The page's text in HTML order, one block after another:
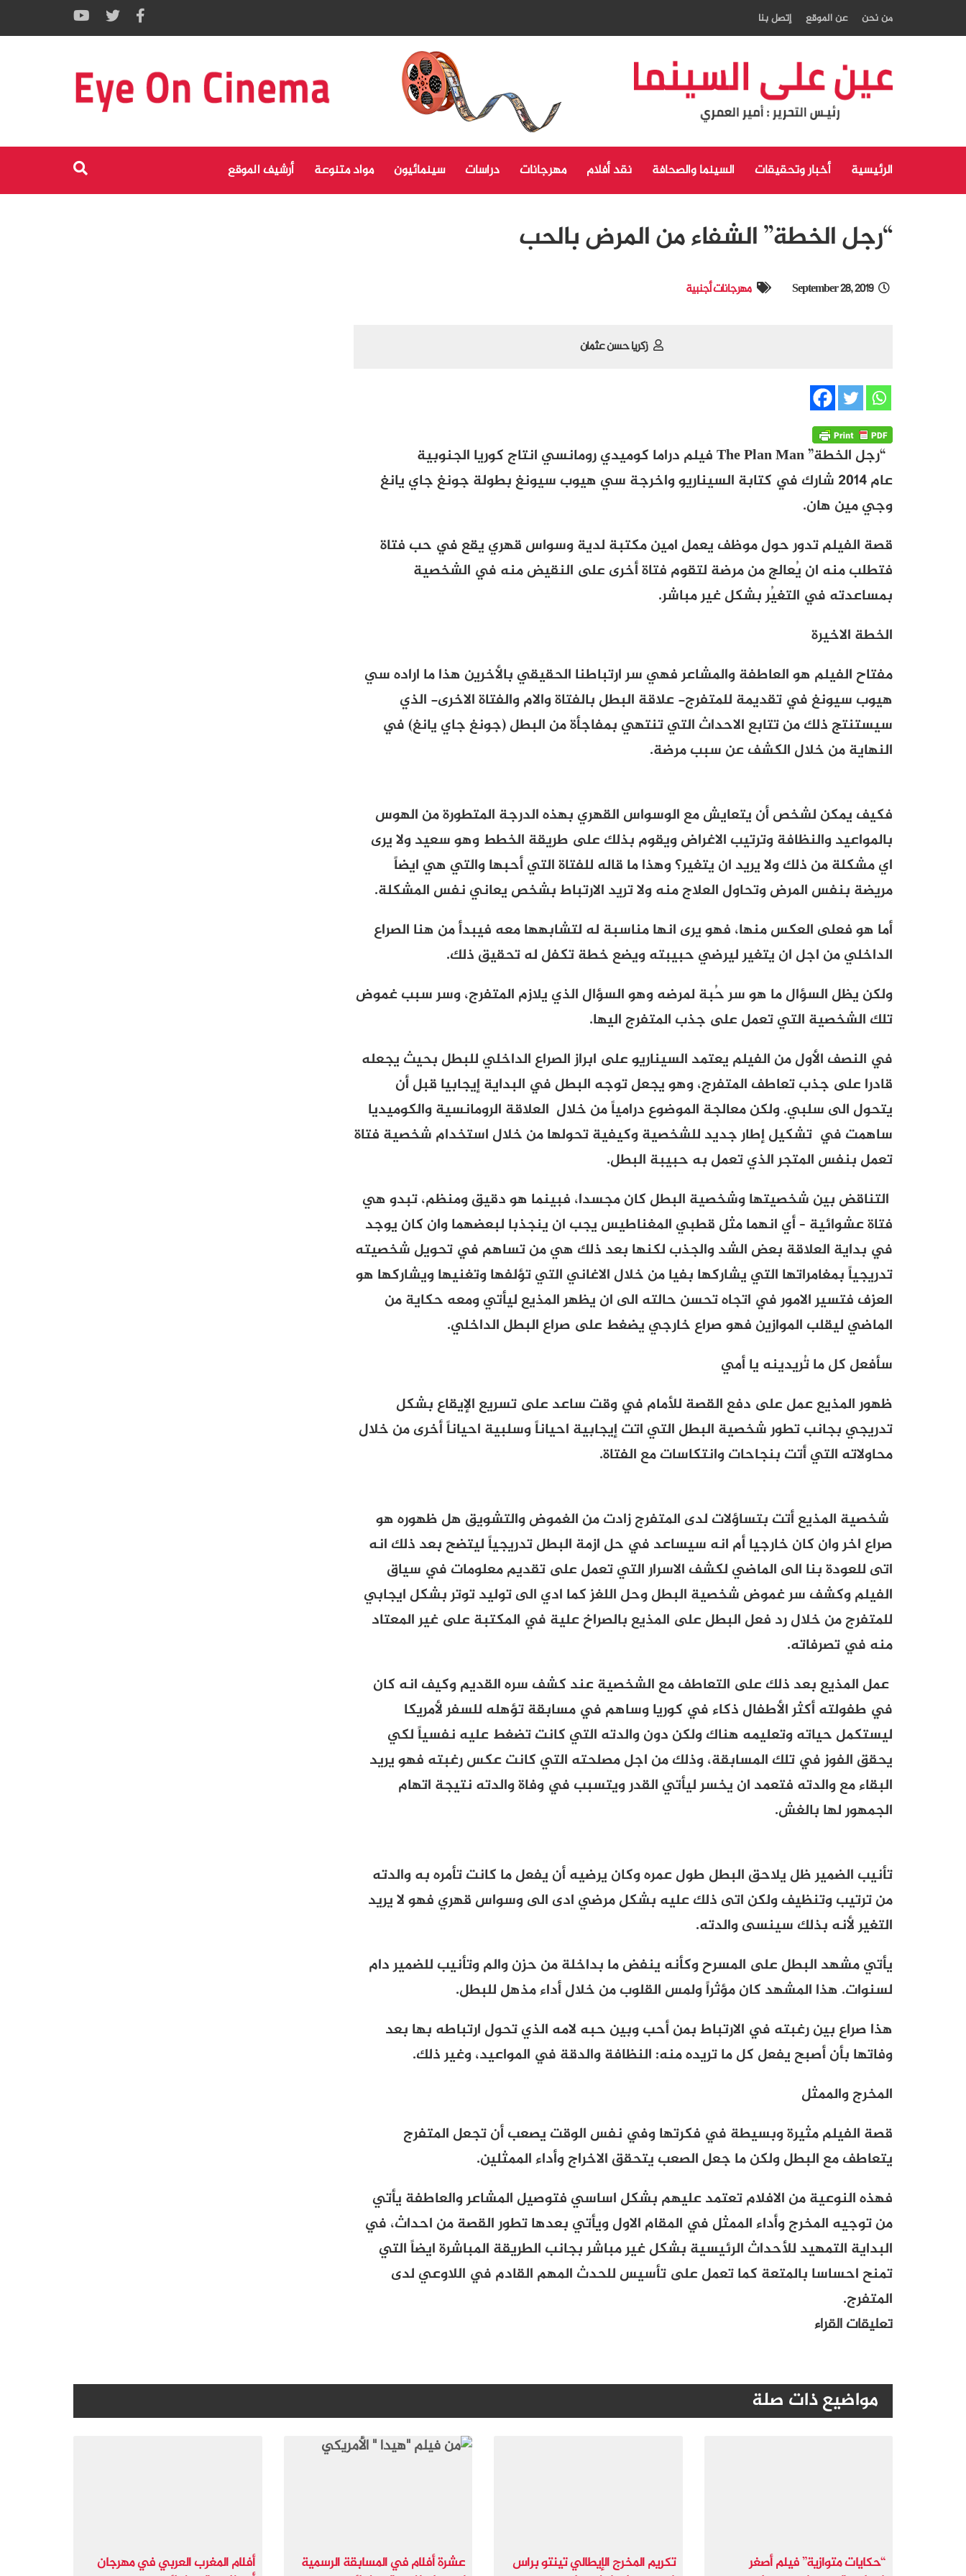
من نحن عن الموقع إتصل بنا
الرئيسية أخبار وتحقيقات السينما والصحافة نقد أفلام مهرجانات دراسات سينمائيون مواد متنوعة أرشيف الموقع
“رجل الخطة” الشفاء من المرض بالحب
September 28, 2019 مهرجانات أجنبية
زكريا حسن عثمان
“رجل الخطة”The Plan Manفيلم دراما كوميدي رومانسي انتاج كوريا الجنوبية
عام2014شارك في كتابة السيناريو واخرجة سي هيوب سيونغ بطولة جونغ جاي يانغ
وجي مين هان.
قصة الفيلم تدور حول موظف يعمل امين مكتبة لدية وسواس قهري يقع في حب فتاة
فتطلب منه ان يُعالج من مرضة لتقوم فتاة أخرى على النقيض منه في الشخصية
بمساعدته في التغيُر بشكل غير مباشر.
الخطة الاخيرة
مفتاح الفيلم هو العاطفة والمشاعر فهي سر ارتباطنا الحقيقي بالأخرين هذا ما اراده سي
هيوب سيونغ في تقديمة للمتفرج- علاقة البطل بالفتاة والام والفتاة الاخرى- الذي
سيستنتج ذلك من تتابع الاحداث التي تنتهي بمفاجأة من البطل (جونغ جاي يانغ) في
النهاية من خلال الكشف عن سبب مرضة.
فكيف يمكن لشخص أن يتعايش مع الوسواس القهري بهذه الدرجة المتطورة من الهوس
بالمواعيد والنظافة وترتيب الاغراض ويقوم بذلك على طريقة الخطط وهو سعيد ولا يرى
اي مشكلة من ذلك ولا يريد ان يتغير؟ وهذا ما قاله للفتاة التي أحبها والتي هي ايضاً
مريضة بنفس المرض وتحاول العلاج منه ولا تريد الارتباط بشخص يعاني نفس المشكلة.
أما هو فعلى العكس منها، فهو يرى انها مناسبة له لتشابهها معه فيبدأ من هنا الصراع
الداخلي من اجل ان يتغير ليرضي حبيبته ويضع خطة تكفل له تحقيق ذلك.
ولكن يظل السؤال ما هو سر حُبة لمرضه وهو السؤال الذي يلازم المتفرج، وسر سبب غموض
تلك الشخصية التي تعمل على جذب المتفرج اليها.
في النصف الأول من الفيلم يعتمد السيناريو على ابراز الصراع الداخلي للبطل بحيث يجعله
قادرا على جذب تعاطف المتفرج، وهو يجعل توجه البطل في البداية إيجابيا قبل أن
يتحول الى سلبي. ولكن معالجة الموضوع درامياً من خلال العلاقة الرومانسية والكوميديا
ساهمت في تشكيل إطار جديد للشخصية وكيفية تحولها من خلال استخدام شخصية فتاة
تعمل بنفس المتجر الذي تعمل به حبيبة البطل.
التناقض بين شخصيتها وشخصية البطل كان مجسدا، فبينما هو دقيق ومنظم، تبدو هي
فتاة عشوائية – أي انهما مثل قطبي المغناطيس يجب ان ينجذبا لبعضهما وان كان يوجد
في بداية العلاقة بعض الشد والجذب لكنها بعد ذلك هي من تساهم في تحويل شخصيته
تدريجياً بمغامراتها التي يشاركها بفيا من خلال الاغاني التي تؤلفها وتغنيها ويشاركها هو
العزف فتسير الامور في اتجاه تحسن حالته الى ان يظهر المذيع ليأتي ومعه حكاية من
الماضي ليقلب الموازين فهو صراع خارجي يضغط على صراع البطل الداخلي.
سأفعل كل ما تُريدينه يا أمي
ظهور المذيع عمل على دفع القصة للأمام في وقت ساعد على تسريع الإيقاع بشكل
تدريجي بجانب تطور شخصية البطل التي اتت إيجابية احياناً وسلبية احياناً أخرى من خلال
محاولاته التي أتت بنجاحات وانتكاسات مع الفتاة.
شخصية المذيع أتت بتساؤلات لدى المتفرج زادت من الغموض والتشويق هل ظهوره هو
صراع اخر وان كان خارجيا أم انه سيساعد في حل ازمة البطل تدريجياً ليتضح بعد ذلك انه
اتى للعودة بنا الى الماضي لكشف الاسرار التي تعمل على تقديم معلومات في سياق
الفيلم وكشف سر غموض شخصية البطل وحل اللغز كما ادي الى توليد توتر بشكل ايجابي
للمتفرج من خلال رد فعل البطل على المذيع بالصراخ علية في المكتبة على غير المعتاد
منه في تصرفاته.
عمل المذيع بعد ذلك على التعاطف مع الشخصية عند كشف سره القديم وكيف انه كان
في طفولته أكثر الأطفال ذكاء في كوريا وساهم في مسابقة تؤهله للسفر لأمريكا
ليستكمل حياته وتعليمه هناك ولكن دون والدته التي كانت تضغط عليه نفسياً لكي
يحقق الفوز في تلك المسابقة، وذلك من اجل مصلحته التي كانت عكس رغبته فهو يريد
البقاء مع والدته فتعمد ان يخسر ليأتي القدر ويتسبب في وفاة والدته نتيجة اتهام
الجمهور لها بالغش.
تأنيب الضمير ظل يلاحق البطل طول عمره وكان يرضيه أن يفعل ما كانت تأمره به والدته
من ترتيب وتنظيف ولكن اتى ذلك عليه بشكل مرضي ادى الى وسواس قهري فهو لا يريد
التغير لأنه بذلك سينسى والدته.
يأتي مشهد البطل على المسرح وكأنه ينفض ما بداخلة من حزن والم وتأنيب للضمير دام
لسنوات. هذا المشهد كان مؤثراً ولمس القلوب من خلال أداء مذهل للبطل.
هذا صراع بين رغبته في الارتباط بمن أحب وبين حبه لامه الذي تحول ارتباطه بها بعد
وفاتها بأن أصبح يفعل كل ما تريده منه: النظافة والدقة في المواعيد، وغير ذلك.
المخرج والممثل
قصة الفيلم مثيرة وبسيطة في فكرتها وفي نفس الوقت يصعب أن تجعل المتفرج
يتعاطف مع البطل ولكن ما جعل الصعب يتحقق الاخراج وأداء الممثلين.
فهذه النوعية من الافلام تعتمد عليهم بشكل اساسي فتوصيل المشاعر والعاطفة يأتي
من توجيه المخرج وأداء الممثل في المقام الاول ويأتي بعدها تطور القصة من احداث، في
البداية التمهيد للأحداث الرئيسية بشكل غير مباشر بجانب الطريقة المباشرة ايضاً التي
تمنح احساسا بالمتعة كما تعمل على تأسيس للحدث المهم القادم في اللاوعي لدى
المتفرج.
تعليقات القراء
مواضيع ذات صلة
“حكايات متوازية” فيلم أصغر
تكريم المخرج الإيطالي تينتو براس
عشرة أفلام في المسابقة الرسمية
أفلام المغرب العربي في مهرجان